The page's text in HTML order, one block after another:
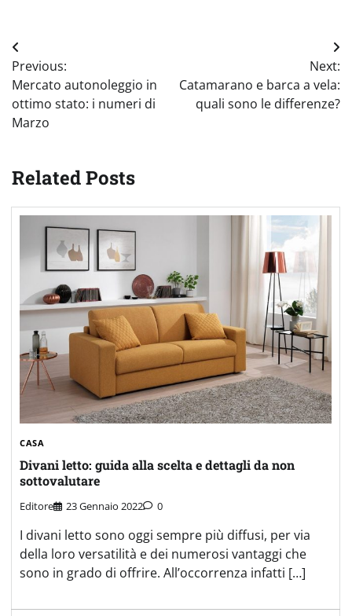
Navigazione
articoli
Previous:
Mercato autonoleggio in
ottimo stato: i numeri di
Marzo
Next:
Catamarano e barca a vela:
quali sono le differenze?
Related Posts
CASA
Divani letto: guida alla scelta e dettagli da non
sottovalutare
Editore 23 Gennaio 2022 0
I divani letto sono oggi sempre più diffusi, per via
della loro versatilità e dei numerosi vantaggi che
sono in grado di offrire. All’occorrenza infatti […]